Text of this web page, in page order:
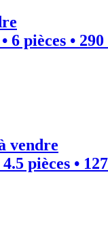
6 pièces • 290
vendre
pièces •